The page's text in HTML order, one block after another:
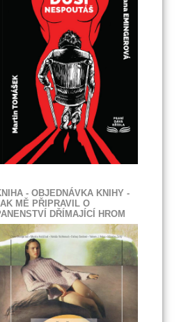
- OBJEDNÁVKA KNIHY -
MĚ PŘIPRAVIL O
DŘÍMAJÍCÍ HROM